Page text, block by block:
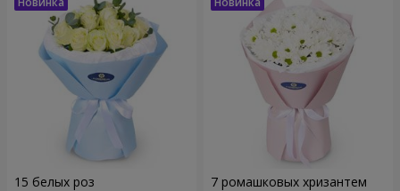
15 белых роз 7 ромашковых хризантем